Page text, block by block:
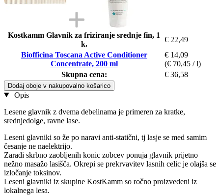
Kostkamm Glavnik za friziranje srednje fin, 1
k.
€ 22,49
Biofficina Toscana Active Conditioner
Concentrate, 200 ml
€ 14,09
(€ 70,45 / l)
Skupna cena:
€ 36,58
Dodaj oboje v nakupovalno košarico
Opis
Lesene glavnik z dvema debelinama je primeren za kratke,
srednjedolge, ravne lase.
Leseni glavniki so že po naravi anti-statični, tj lasje se med samim
česanje ne naelektrijo.
Zaradi skrbno zaobljenih konic zobcev ponuja glavnik prijetno
nežno masažo lasišča. Okrepi se prekrvavitev lasnih celic je olajša se
izločanje toksinov.
Leseni glavniki iz skupine KostKamm so ročno proizvedeni iz
lokalnega lesa.